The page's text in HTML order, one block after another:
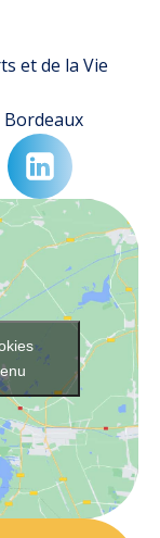
et de la Vie
Bordeaux